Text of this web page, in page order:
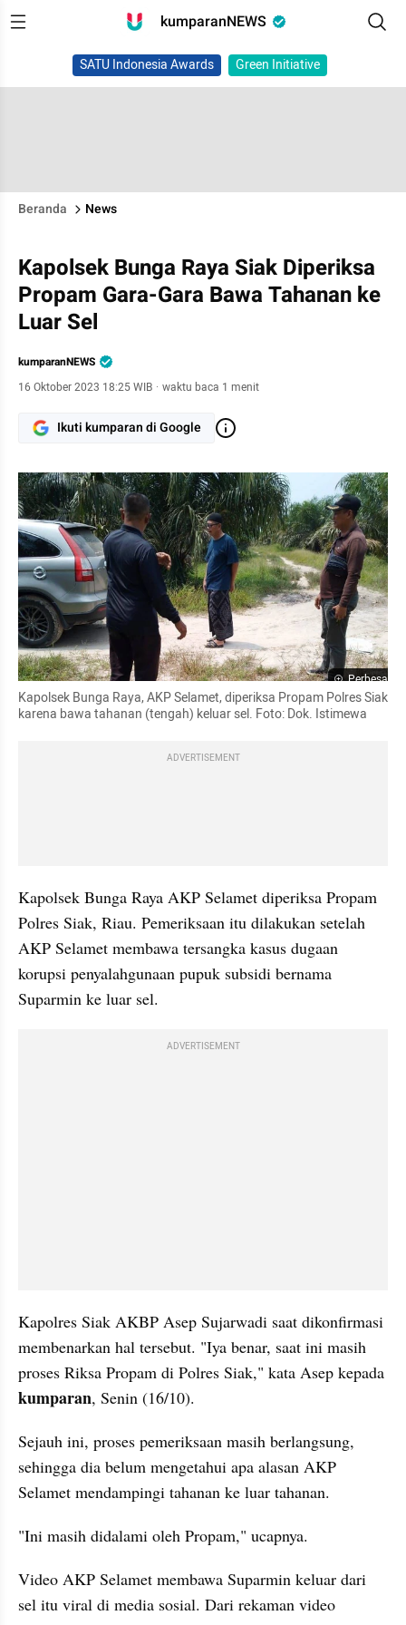
kumparanNEWS
SATU Indonesia Awards Green Initiative
Beranda News
Kapolsek Bunga Raya Siak Diperiksa
Propam Gara-Gara Bawa Tahanan ke
Luar Sel
kumparanNEWS
16 Oktober 2023 18:25 WIB · waktu baca 1 menit
Ikuti kumparan di Google
Perbesar
Kapolsek Bunga Raya, AKP Selamet, diperiksa Propam Polres Siak
karena bawa tahanan (tengah) keluar sel. Foto: Dok. Istimewa
ADVERTISEMENT
Kapolsek Bunga Raya AKP Selamet diperiksa Propam
Polres Siak, Riau. Pemeriksaan itu dilakukan setelah
AKP Selamet membawa tersangka kasus dugaan
korupsi penyalahgunaan pupuk subsidi bernama
Suparmin ke luar sel.
ADVERTISEMENT
Kapolres Siak AKBP Asep Sujarwadi saat dikonfirmasi
membenarkan hal tersebut. "Iya benar, saat ini masih
proses Riksa Propam di Polres Siak," kata Asep kepada
kumparan, Senin (16/10).
Sejauh ini, proses pemeriksaan masih berlangsung,
sehingga dia belum mengetahui apa alasan AKP
Selamet mendampingi tahanan ke luar tahanan.
"Ini masih didalami oleh Propam," ucapnya.
Video AKP Selamet membawa Suparmin keluar dari
sel itu viral di media sosial. Dari rekaman video